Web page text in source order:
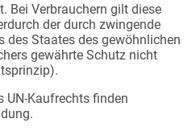
Bei Verbrauchern gilt diese
der durch zwingende
des Staates des gewöhnlichen
gewährte Schutz nicht
UN-Kaufrechts finden